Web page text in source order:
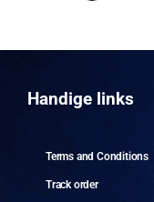
Handige links
Terms and Conditions
Track order